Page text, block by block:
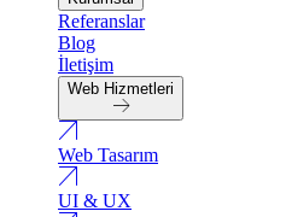
Referanslar
Blog
İletişim
Web Hizmetleri
Web Tasarım
UI & UX